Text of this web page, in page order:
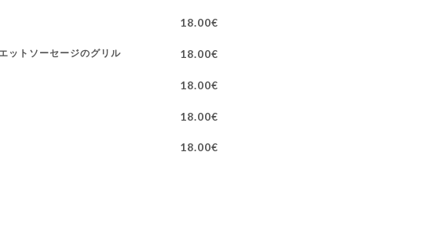
18.00€
ットソーセージのグリル 18.00€
18.00€
18.00€
18.00€